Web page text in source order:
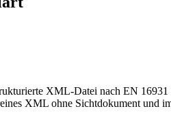
XML-Datei nach EN 16931
XML ohne Sichtdokument und